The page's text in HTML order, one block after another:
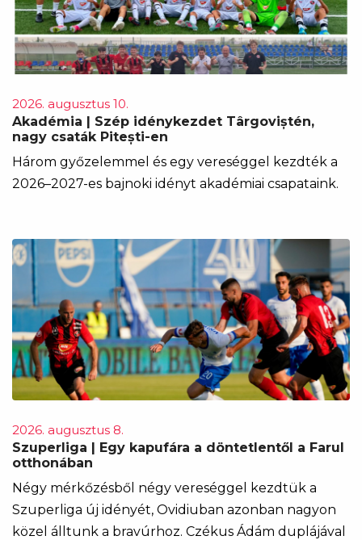
2026. augusztus 10.
Akadémia | Szép idénykezdet Târgoviștén,
nagy csaták Pitești-en
Három győzelemmel és egy vereséggel kezdték a
2026–2027-es bajnoki idényt akadémiai csapataink.
2026. augusztus 8.
Szuperliga | Egy kapufára a döntetlentől a Farul
otthonában
Négy mérkőzésből négy vereséggel kezdtük a
Szuperliga új idényét, Ovidiuban azonban nagyon
közel álltunk a bravúrhoz. Czékus Ádám duplájával